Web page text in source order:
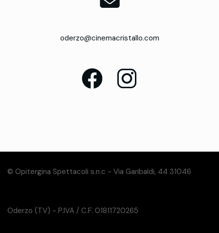
oderzo@cinemacristallo.com
© Opitergina Spettacoli s.n.c - Via Garibaldi, 44 31046
Oderzo (TV) - P.IVA / C.F. 01811720265